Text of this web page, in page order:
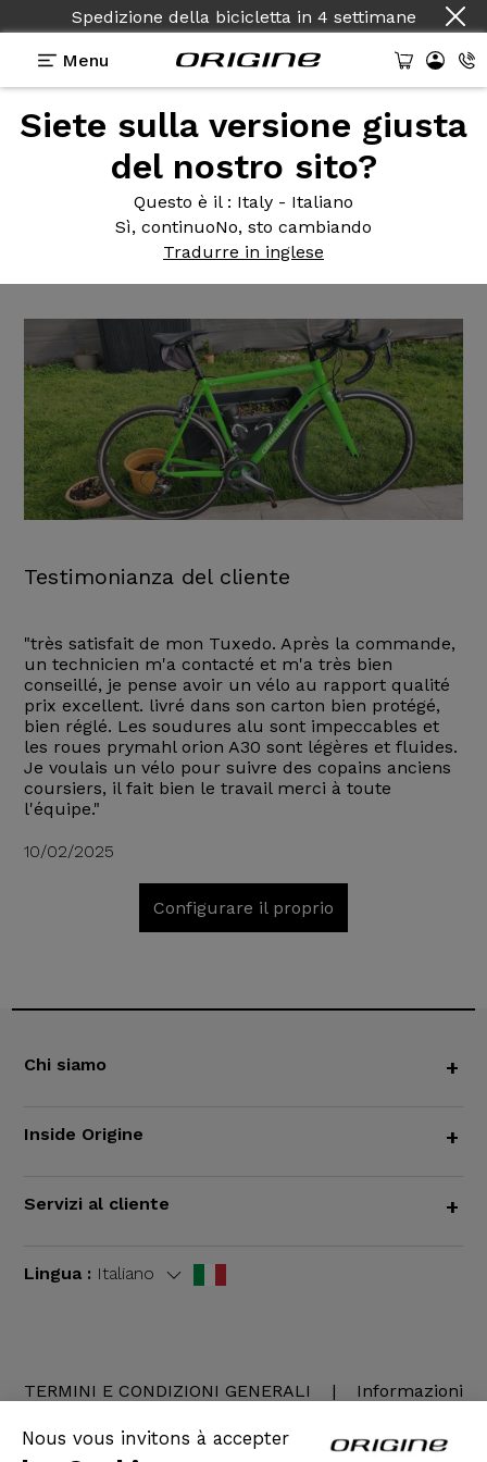
Nous vous invitons à accepter
Spedizione della bicicletta in 4 settimane
Menu
Siete sulla versione giusta
del nostro sito?
Questo è il : Italy - Italiano
Sì, continuoNo, sto cambiando
Tradurre in inglese
Testimonianze >
Tuxedo - Shimano Tiagra -
Tuxedo -Shimano Tiagra -
Prymahl Orion A30R
Testimonianza del cliente
"très satisfait de mon Tuxedo. Après la commande,
un technicien m'a contacté et m'a très bien
conseillé, je pense avoir un vélo au rapport qualité
prix excellent. livré dans son carton bien protégé,
bien réglé. Les soudures alu sont impeccables et
les roues prymahl orion A30 sont légères et fluides.
Je voulais un vélo pour suivre des copains anciens
coursiers, il fait bien le travail merci à toute
l'équipe."
10/02/2025
Configurare il proprio
Chi siamo +
Inside Origine +
Servizi al cliente +
Lingua : Italiano
TERMINI E CONDIZIONI GENERALI |
Informazioni